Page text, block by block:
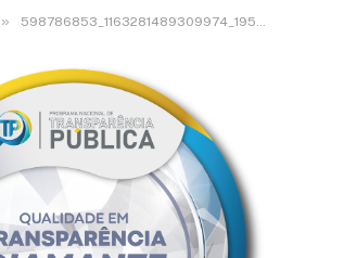
» 598786853_1163281489309974_195233786669269481_n